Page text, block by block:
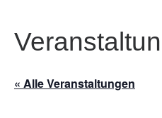
« Alle Veranstaltungen